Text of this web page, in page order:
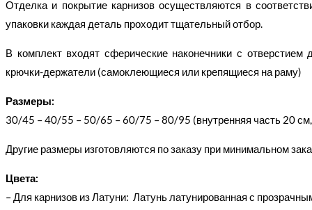
Отделка и покрытие карнизов осуществляются в
упаковки каждая деталь проходит тщательный отбор.
В комплект входят сферические наконечники с
крючки-держатели (самоклеющиеся или крепящиеся на раму)
Размеры:
30/45 – 40/55 – 50/65 – 60/75 – 80/95 (внутренняя часть 20
Другие размеры изготовляются по заказу при минимальном
Цвета:
– Для карнизов из Латуни: Латунь латунированная с